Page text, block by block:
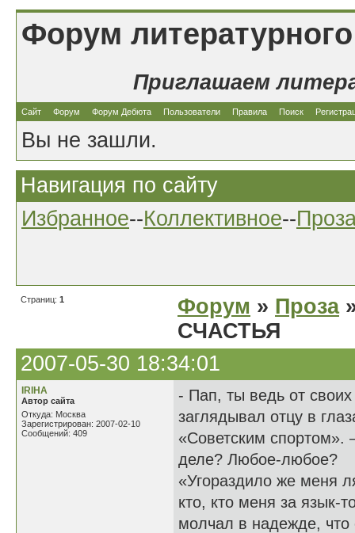
Форум
Приглашаем
Сайт Форум Форум Дебюта Пользователи Правила Поиск
Вы не зашли.
Навигация по сайту
Избранное--Коллективное--
Страниц: 1 Форум » Проза
СЧАСТЬЯ
2007-05-30 18:34:01
IRIHA
Автор сайта
Откуда: Москва
Зарегистрирован: 2007-02-10
Сообщений: 409
- Пап, ты ведь от
заглядывал отцу в
«Советским спортом».
деле? Любое-любое?
«Угораздило же меня
кто, кто меня за
молчал в надежде, что